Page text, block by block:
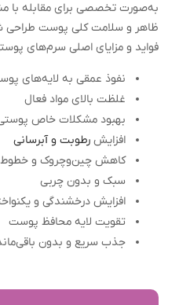
به‌صورت تخصصی برای مقابله با
ظاهر و سلامت کلی پوست طراحی
فواید و مزایای اصلی سرم‌های
نفوذ عمقی به لایه‌های
غلظت بالای مواد فعال
بهبود مشکلات خاص
افزایش رطوبت و آبرسانی
کاهش چین‌وچروک و خطوط
سبک و بدون چربی
افزایش درخشندگی و
تقویت لایه محافظ پوست
جذب سریع و بدون